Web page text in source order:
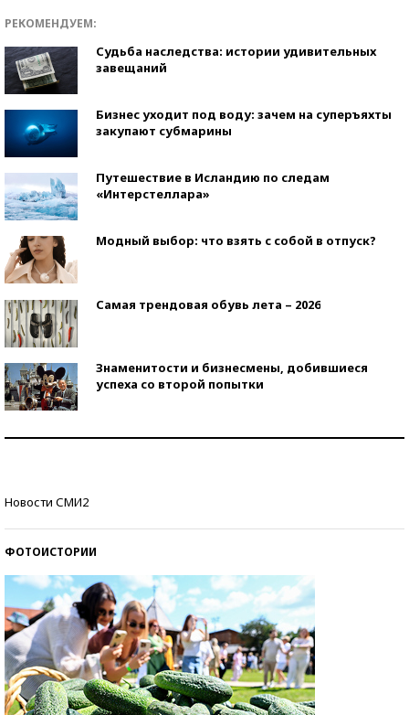
РЕКОМЕНДУЕМ:
Судьба наследства: истории удивительных
завещаний
Бизнес уходит под воду: зачем на суперъяхты
закупают субмарины
Путешествие в Исландию по следам
«Интерстеллара»
Модный выбор: что взять с собой в отпуск?
Самая трендовая обувь лета – 2026
Знаменитости и бизнесмены, добившиеся
успеха со второй попытки
Новости СМИ2
ФОТОИСТОРИИ